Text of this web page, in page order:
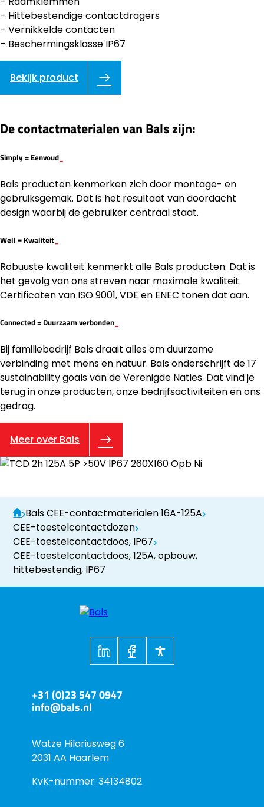
– Hittebestendige contactdragers
– Vernikkelde contacten
– Beschermingsklasse IP67
Bekijk product
De contactmaterialen van Bals zijn:
Simply = Eenvoud
Bals producten kenmerken zich door montage- en
gebruiksgemak. Dat is het resultaat van doordacht
design waarbij de gebruiker centraal staat.
Well = Kwaliteit
Robuuste kwaliteit kenmerkt alle Bals producten. Dat is
het gevolg van ons streven naar maximale kwaliteit.
Certificaten van ISO 9001, VDE en ENEC tonen dat aan.
Connected = Duurzaam verbonden
Bij familiebedrijf Bals draait alles om duurzame
verbinding met mens en natuur. Bals onderschrijft de 17
sustainability goals van de Verenigde Naties. Dat vind je
terug in onze producten, onze bedrijfsactiviteiten en ons
gedrag.
Meer over Bals
Bals CEE-contactmaterialen 16A-125A
CEE-toestelcontactdozen
CEE-toestelcontactdoos, IP67
CEE-toestelcontactdoos, 125A, opbouw,
hittebestendig, IP67
+31 (0)23 547 0947
info@bals.nl
Watze Hilariusweg 6
2031 AA Haarlem
KvK-nummer: 34134802